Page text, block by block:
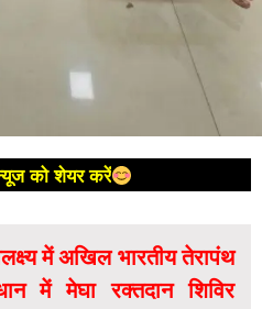
को शेयर करें
में अखिल भारतीय तेरापंथ
में मेघा रक्तदान शिविर